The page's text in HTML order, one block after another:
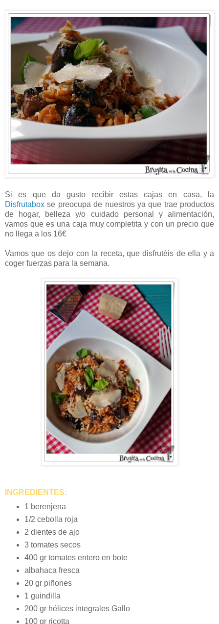
Si es que da gusto recibir estas cajas en casa, la
Disfrutabox se preocupa de nuestros ya que trae productos
de hogar, belleza y/o cuidado personal y alimentación,
vamos que es una caja muy completita y con un precio que
no llega a los 16€
Vamos que os dejo con la receta, que disfrutéis de ella y a
coger fuerzas para la semana.
INGREDIENTES:
1 berenjena
1/2 cebolla roja
2 dientes de ajo
3 tomates secos
400 gr tomates entero en bote
albahaca fresca
20 gr piñones
1 guindilla
200 gr hélices integrales Gallo
100 gr ricotta